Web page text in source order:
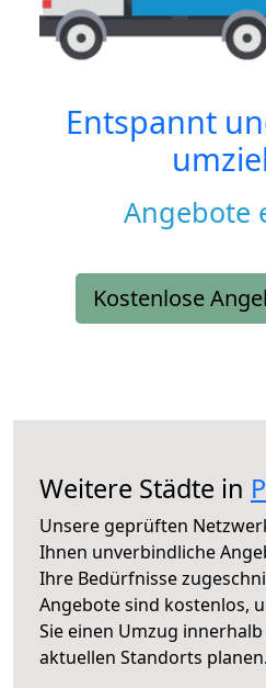
Entspannt
Angebote
Kostenlose
Weitere Städte in
Unsere geprüften
Ihnen unverbindliche
Ihre Bedürfnisse
Angebote sind kostenlos,
Sie einen Umzug
aktuellen Standorts planen.